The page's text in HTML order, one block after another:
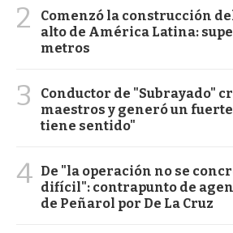
2
Comenzó la construcción
alto de América Latina:
metros
3
Conductor de "Subrayado"
maestros y generó un
tiene sentido"
4 De "la operación no se
difícil": contrapunto de
de Peñarol por De La Cruz